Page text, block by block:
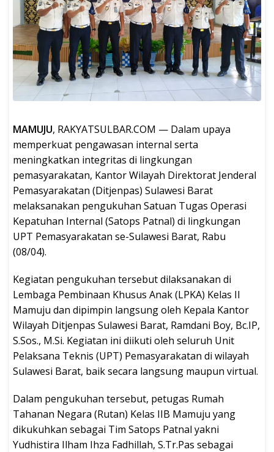
MAMUJU, RAKYATSULBAR.COM — Dalam upaya
memperkuat pengawasan internal serta
meningkatkan integritas di lingkungan
pemasyarakatan, Kantor Wilayah Direktorat Jenderal
Pemasyarakatan (Ditjenpas) Sulawesi Barat
melaksanakan pengukuhan Satuan Tugas Operasi
Kepatuhan Internal (Satops Patnal) di lingkungan
UPT Pemasyarakatan se-Sulawesi Barat, Rabu
(08/04).
Kegiatan pengukuhan tersebut dilaksanakan di
Lembaga Pembinaan Khusus Anak (LPKA) Kelas II
Mamuju dan dipimpin langsung oleh Kepala Kantor
Wilayah Ditjenpas Sulawesi Barat, Ramdani Boy, Bc.IP,
S.Sos., M.Si. Kegiatan ini diikuti oleh seluruh Unit
Pelaksana Teknis (UPT) Pemasyarakatan di wilayah
Sulawesi Barat, baik secara langsung maupun virtual.
Dalam pengukuhan tersebut, petugas Rumah
Tahanan Negara (Rutan) Kelas IIB Mamuju yang
dikukuhkan sebagai Tim Satops Patnal yakni
Yudhistira Ilham Ihza Fadhillah, S.Tr.Pas sebagai